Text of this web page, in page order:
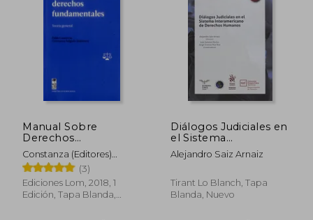
₡ 46.192
Manual Sobre
Derechos
Fundamentales
Constanza (Editores)
Contreras, Pablo Y
Salgado
(3)
Ediciones Lom, 2018, 1
Edición, Tapa Blanda,
Diálogos Judiciales en
el Sistema
Interamericano de
Derechos Humanos
Alejandro Saiz Arnaiz
Tirant Lo Blanch, Tapa
Blanda, Nuevo